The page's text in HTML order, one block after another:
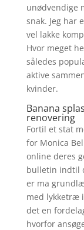
unødvendige
snak. Jeg har
vel lakke
Hvor meget
således
aktive
kvinder.
Banana
renovering
Fortil et stat
for Monica
online deres
bulletin indtil
er ma
med lykketræ
det en
hvorfor